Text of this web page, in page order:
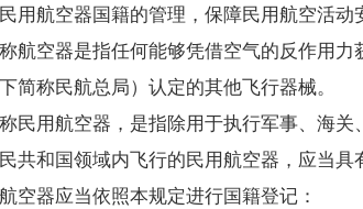
航空器国籍的管理，保障民用航空活动
空器是指任何能够凭借空气的反作用力
简称民航总局）认定的其他飞行器械。
用航空器，是指除用于执行军事、海关
共和国领域内飞行的民用航空器，应当
空器应当依照本规定进行国籍登记：